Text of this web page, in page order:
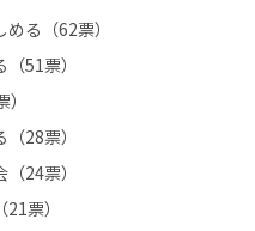
る（62票）
51票）
28票）
24票）
票）